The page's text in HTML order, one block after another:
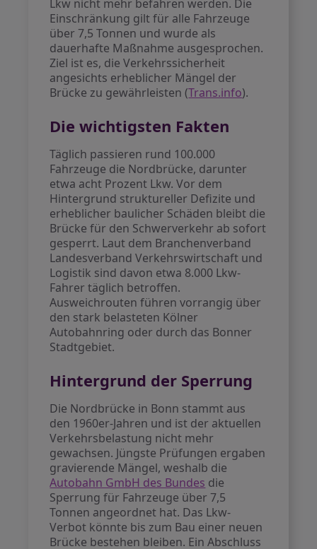
Lkw nicht mehr befahren werden. Die
Einschränkung gilt für alle Fahrzeuge
über 7,5 Tonnen und wurde als
dauerhafte Maßnahme ausgesprochen.
Ziel ist es, die Verkehrssicherheit
angesichts erheblicher Mängel der
Brücke zu gewährleisten (Trans.info).
Die wichtigsten Fakten
Täglich passieren rund 100.000
Fahrzeuge die Nordbrücke, darunter
etwa acht Prozent Lkw. Vor dem
Hintergrund struktureller Defizite und
erheblicher baulicher Schäden bleibt die
Brücke für den Schwerverkehr ab sofort
gesperrt. Laut dem Branchenverband
Landesverband Verkehrswirtschaft und
Logistik sind davon etwa 8.000 Lkw-
Fahrer täglich betroffen.
Ausweichrouten führen vorrangig über
den stark belasteten Kölner
Autobahnring oder durch das Bonner
Stadtgebiet.
Hintergrund der Sperrung
Die Nordbrücke in Bonn stammt aus
den 1960er-Jahren und ist der aktuellen
Verkehrsbelastung nicht mehr
gewachsen. Jüngste Prüfungen ergaben
gravierende Mängel, weshalb die
Autobahn GmbH des Bundes die
Sperrung für Fahrzeuge über 7,5
Tonnen angeordnet hat. Das Lkw-
Verbot könnte bis zum Bau einer neuen
Brücke bestehen bleiben. Ein Abschluss